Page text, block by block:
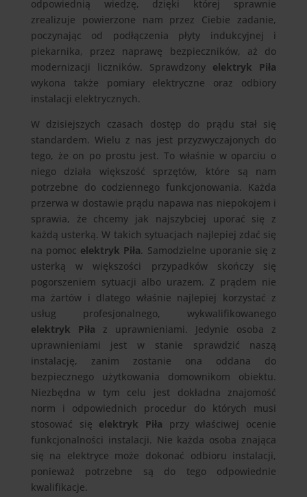
odpowiednią wiedzę, dzięki której sprawnie
zrealizuje powierzone nam przez Ciebie zadanie,
poczynając od podłączenia płyty indukcyjnej i
piekarnika, przez naprawę bezpieczników, aż do
modernizacji liczników. Sprawdzony elektryk Piła
wykona także pomiary elektryczne oraz odbiory
instalacji elektrycznych.
W dzisiejszych czasach dostęp do prądu stał się
standardem. Wielu z nas jest przyzwyczajonych do
tego, że on po prostu jest. To właśnie w oparciu o
niego działa większość sprzętów, które są nam
potrzebne do codziennego funkcjonowania. Każda
przerwa w dostawie prądu napawa nas niepokojem i
sprawia, że chcemy jak najszybciej uporać się z
każdą usterką. W takich sytuacjach najlepiej zdać się
na pomoc elektryk Piła. Samodzielne uporanie się z
usterką w większości przypadków skończy się
pogorszeniem sytuacji albo urazem. Z prądem nie
ma żartów i dlatego właśnie najlepiej korzystać z
usług profesjonalnego, wykwalifikowanego
elektryk Piła z uprawnieniami. Jedynie osoba z
uprawnieniami jest w stanie sprawdzić naszą
instalację, zanim zostanie ona oddana do
bezpiecznego użytkowania domownikom obiektu.
Niezbędna w tym celu jest dokładna znajomość
norm i odpowiednich procedur do których musi
stosować się elektryk Piła przy właściwej ocenie
funkcjonalności instalacji. Nie każda osoba znająca
się na elektryce może dokonać odbioru instalacji,
ponieważ potrzebne są do tego odpowiednie
kwalifikacje.